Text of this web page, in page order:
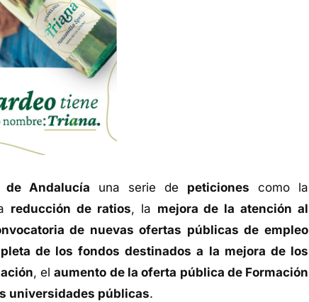
de Andalucía una serie de peticiones como la
reducción de ratios, la mejora de la atención al
de nuevas ofertas públicas de empleo
de los fondos destinados a la mejora de los
, elaumento de la oferta pública de Formación
universidades públicas.